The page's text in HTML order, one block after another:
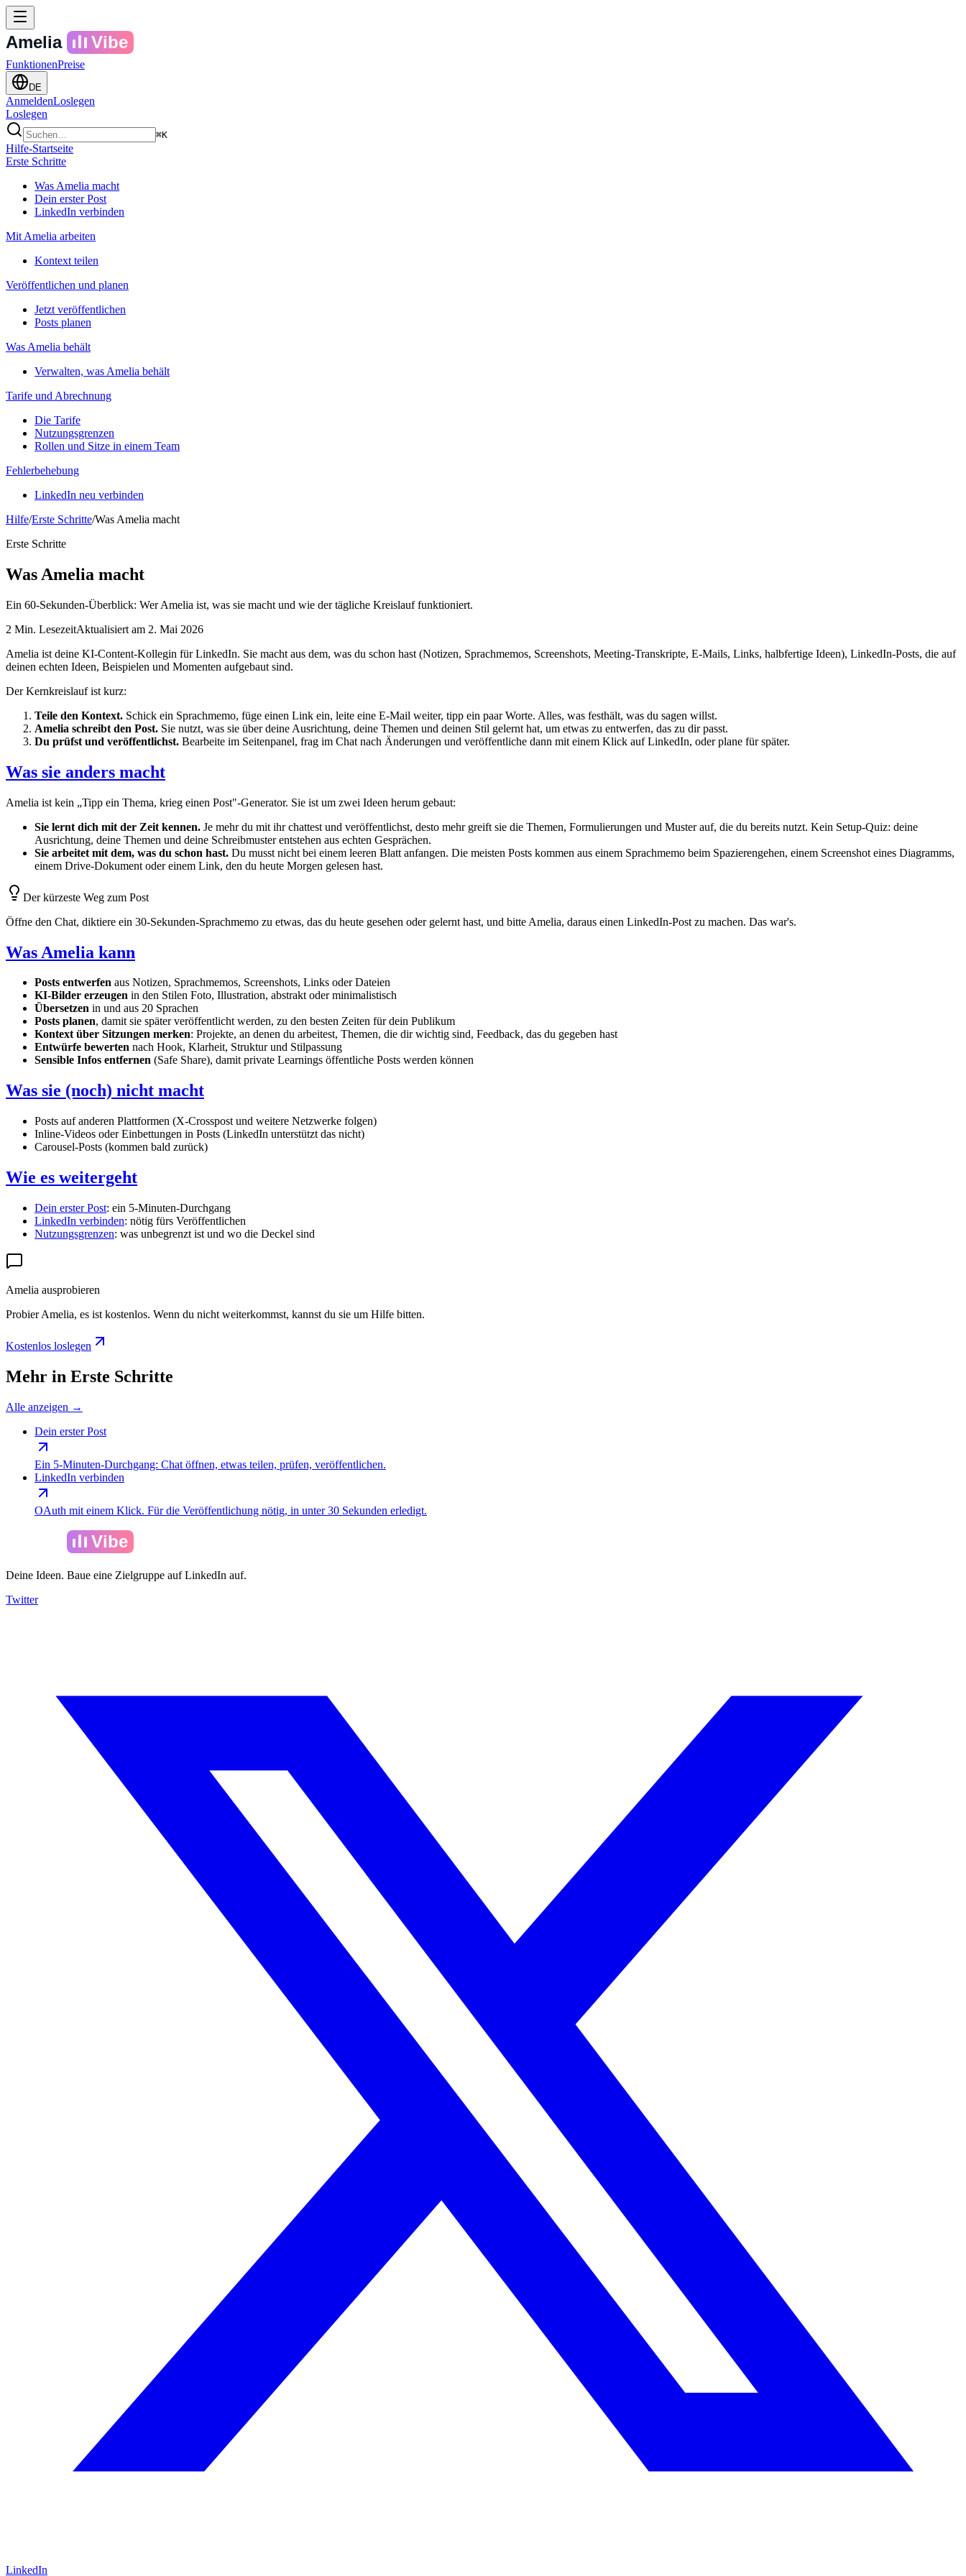
Amelia Vibe
FunktionenPreise
DE
AnmeldenLoslegen
Loslegen
⌘K
Hilfe-Startseite
Erste Schritte
Was Amelia macht
Dein erster Post
LinkedIn verbinden
Mit Amelia arbeiten
Kontext teilen
Veröffentlichen und planen
Jetzt veröffentlichen
Posts planen
Was Amelia behält
Verwalten, was Amelia behält
Tarife und Abrechnung
Die Tarife
Nutzungsgrenzen
Rollen und Sitze in einem Team
Fehlerbehebung
LinkedIn neu verbinden
Hilfe/Erste Schritte/Was Amelia macht
Erste Schritte
Was Amelia macht
Ein 60-Sekunden-Überblick: Wer Amelia ist, was sie macht und wie der tägliche Kreislauf funktioniert.
2 Min. LesezeitAktualisiert am 2. Mai 2026
Amelia ist deine KI-Content-Kollegin für LinkedIn. Sie macht aus dem, was du schon hast (Notizen, Sprachmemos, Screenshots, Meeting-Transkripte, E-Mails, Links, halbfertige Ideen), LinkedIn-Posts, die auf
deinen echten Ideen, Beispielen und Momenten aufgebaut sind.
Der Kernkreislauf ist kurz:
Teile den Kontext. Schick ein Sprachmemo, füge einen Link ein, leite eine E-Mail weiter, tipp ein paar Worte. Alles, was festhält, was du sagen willst.
Amelia schreibt den Post. Sie nutzt, was sie über deine Ausrichtung, deine Themen und deinen Stil gelernt hat, um etwas zu entwerfen, das zu dir passt.
Du prüfst und veröffentlichst. Bearbeite im Seitenpanel, frag im Chat nach Änderungen und veröffentliche dann mit einem Klick auf LinkedIn, oder plane für später.
Was sie anders macht
Amelia ist kein „Tipp ein Thema, krieg einen Post"-Generator. Sie ist um zwei Ideen herum gebaut:
Sie lernt dich mit der Zeit kennen. Je mehr du mit ihr chattest und veröffentlichst, desto mehr greift sie die Themen, Formulierungen und Muster auf, die du bereits nutzt. Kein Setup-Quiz: deine
Ausrichtung, deine Themen und deine Schreibmuster entstehen aus echten Gesprächen.
Sie arbeitet mit dem, was du schon hast. Du musst nicht bei einem leeren Blatt anfangen. Die meisten Posts kommen aus einem Sprachmemo beim Spazierengehen, einem Screenshot eines Diagramms,
einem Drive-Dokument oder einem Link, den du heute Morgen gelesen hast.
Der kürzeste Weg zum Post
Öffne den Chat, diktiere ein 30-Sekunden-Sprachmemo zu etwas, das du heute gesehen oder gelernt hast, und bitte Amelia, daraus einen LinkedIn-Post zu machen. Das war's.
Was Amelia kann
Posts entwerfen aus Notizen, Sprachmemos, Screenshots, Links oder Dateien
KI-Bilder erzeugen in den Stilen Foto, Illustration, abstrakt oder minimalistisch
Übersetzen in und aus 20 Sprachen
Posts planen, damit sie später veröffentlicht werden, zu den besten Zeiten für dein Publikum
Kontext über Sitzungen merken: Projekte, an denen du arbeitest, Themen, die dir wichtig sind, Feedback, das du gegeben hast
Entwürfe bewerten nach Hook, Klarheit, Struktur und Stilpassung
Sensible Infos entfernen (Safe Share), damit private Learnings öffentliche Posts werden können
Was sie (noch) nicht macht
Posts auf anderen Plattformen (X-Crosspost und weitere Netzwerke folgen)
Inline-Videos oder Einbettungen in Posts (LinkedIn unterstützt das nicht)
Carousel-Posts (kommen bald zurück)
Wie es weitergeht
Dein erster Post: ein 5-Minuten-Durchgang
LinkedIn verbinden: nötig fürs Veröffentlichen
Nutzungsgrenzen: was unbegrenzt ist und wo die Deckel sind
Amelia ausprobieren
Probier Amelia, es ist kostenlos. Wenn du nicht weiterkommst, kannst du sie um Hilfe bitten.
Kostenlos loslegen
Mehr in Erste Schritte
Alle anzeigen →
Dein erster Post
Ein 5-Minuten-Durchgang: Chat öffnen, etwas teilen, prüfen, veröffentlichen.
LinkedIn verbinden
OAuth mit einem Klick. Für die Veröffentlichung nötig, in unter 30 Sekunden erledigt.
Vibe
Deine Ideen. Baue eine Zielgruppe auf LinkedIn auf.
Twitter
LinkedIn